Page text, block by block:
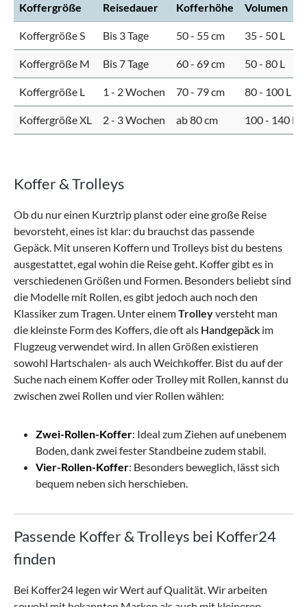
Koffergröße Reisedauer Kofferhöhe Volumen
Koffergröße S Bis 3 Tage 50 - 55 cm 35 - 50 L
Koffergröße M Bis 7 Tage 60 - 69 cm 50 - 80 L
Koffergröße L 1 - 2 Wochen 70 - 79 cm 80 - 100 L
Koffergröße XL 2 - 3 Wochen ab 80 cm 100 - 140 L
Koffer & Trolleys
Ob du nur einen Kurztrip planst oder eine große Reise
bevorsteht, eines ist klar: du brauchst das passende
Gepäck. Mit unseren Koffern und Trolleys bist du bestens
ausgestattet, egal wohin die Reise geht. Koffer gibt es in
verschiedenen Größen und Formen. Besonders beliebt sind
die Modelle mit Rollen, es gibt jedoch auch noch den
Klassiker zum Tragen. Unter einemTrolleyversteht man
die kleinste Form des Koffers, die oft als Handgepäck im
Flugzeug verwendet wird. In allen Größen existieren
sowohl Hartschalen- als auch Weichkoffer. Bist du auf der
Suche nach einem Koffer oder Trolley mit Rollen, kannst du
zwischen zwei Rollen und vier Rollen wählen:
Zwei-Rollen-Koffer: Ideal zum Ziehen auf unebenem
Boden, dank zwei fester Standbeine zudem stabil.
Vier-Rollen-Koffer: Besonders beweglich, lässt sich
bequem neben sich herschieben.
Passende Koffer & Trolleys bei Koffer24
finden
Bei Koffer24 legen wir Wert auf Qualität. Wir arbeiten